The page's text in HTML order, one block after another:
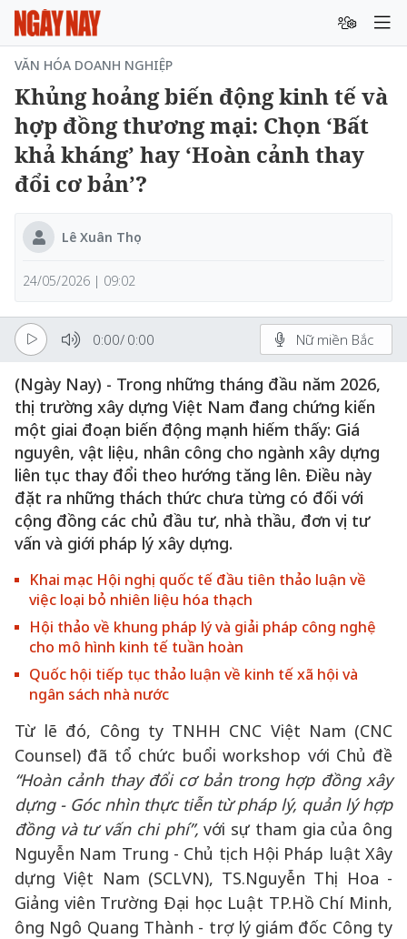
VĂN HÓA DOANH NGHIỆP
Khủng hoảng biến động kinh tế và
hợp đồng thương mại: Chọn ‘Bất
khả kháng’ hay ‘Hoàn cảnh thay
đổi cơ bản’?
Lê Xuân Thọ
24/05/2026 | 09:02
0:00/ 0:00 Nữ miền Bắc
(Ngày Nay) - Trong những tháng đầu năm 2026,
thị trường xây dựng Việt Nam đang chứng kiến
một giai đoạn biến động mạnh hiếm thấy: Giá
nguyên, vật liệu, nhân công cho ngành xây dựng
liên tục thay đổi theo hướng tăng lên. Điều này
đặt ra những thách thức chưa từng có đối với
cộng đồng các chủ đầu tư, nhà thầu, đơn vị tư
vấn và giới pháp lý xây dựng.
Khai mạc Hội nghị quốc tế đầu tiên thảo luận về
việc loại bỏ nhiên liệu hóa thạch
Hội thảo về khung pháp lý và giải pháp công nghệ
cho mô hình kinh tế tuần hoàn
Quốc hội tiếp tục thảo luận về kinh tế xã hội và
ngân sách nhà nước
Từ lẽ đó, Công ty TNHH CNC Việt Nam (CNC
Counsel) đã tổ chức buổi workshop với Chủ đề
“Hoàn cảnh thay đổi cơ bản trong hợp đồng xây
dựng - Góc nhìn thực tiễn từ pháp lý, quản lý hợp
đồng và tư vấn chi phí”, với sự tham gia của ông
Nguyễn Nam Trung - Chủ tịch Hội Pháp luật Xây
dựng Việt Nam (SCLVN), TS.Nguyễn Thị Hoa -
Giảng viên Trường Đại học Luật TP.Hồ Chí Minh,
ông Ngô Quang Thành - trợ lý giám đốc Công ty